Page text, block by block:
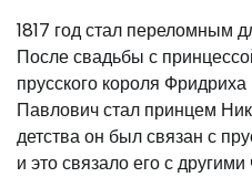
1817 год стал переломным
После свадьбы с
прусского короля
Павлович стал принцем
детства он был связан с
и это связало его с